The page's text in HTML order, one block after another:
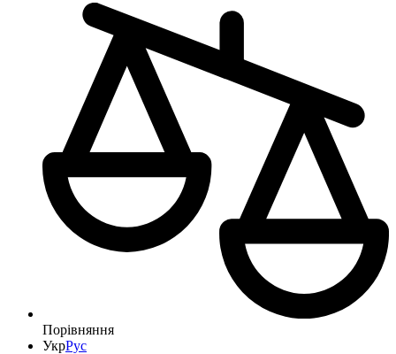
Порівняння
УкрРус